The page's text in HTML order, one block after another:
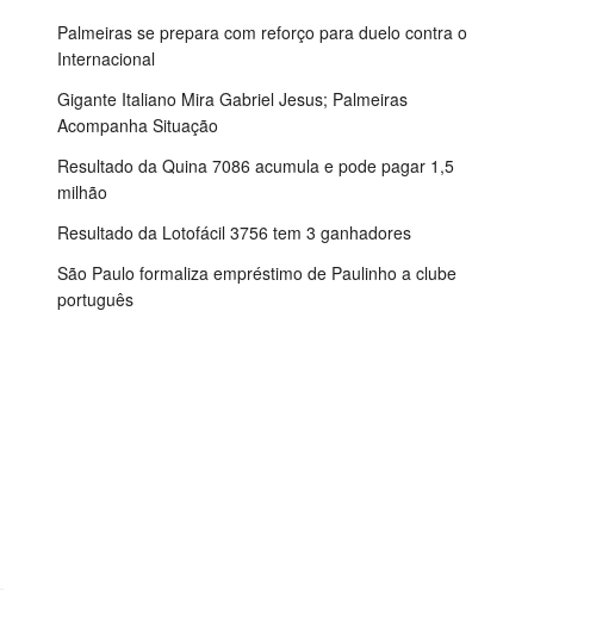
Palmeiras se prepara com reforço para duelo contra o
Internacional
Gigante Italiano Mira Gabriel Jesus; Palmeiras
Acompanha Situação
Resultado da Quina 7086 acumula e pode pagar 1,5
milhão
Resultado da Lotofácil 3756 tem 3 ganhadores
São Paulo formaliza empréstimo de Paulinho a clube
português